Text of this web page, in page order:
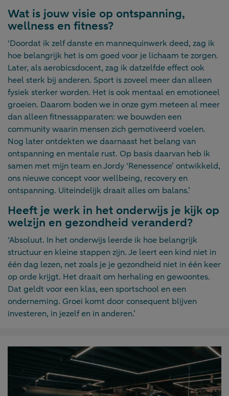
Wat is jouw visie op ontspanning,
wellness en fitness?
‘Doordat ik zelf danste en mannequinwerk deed, zag ik
hoe belangrijk het is om goed voor je lichaam te zorgen.
Later, als aerobicsdocent, zag ik datzelfde effect ook
heel sterk bij anderen. Sport is zoveel meer dan alleen
fysiek sterker worden. Het is ook mentaal en emotioneel
groeien. Daarom boden we in onze gym meteen al meer
dan alleen fitnessapparaten: we bouwden een
community waarin mensen zich gemotiveerd voelen.
Nog later ontdekten we daarnaast het belang van
ontspanning en mentale rust. Op basis daarvan heb ik
samen met mijn team en Jordy ‘Renessence’ ontwikkeld,
ons nieuwe concept voor wellbeing, recovery en
ontspanning. Uiteindelijk draait alles om balans.’
Heeft je werk in het onderwijs je kijk op
welzijn en gezondheid veranderd?
‘Absoluut. In het onderwijs leerde ik hoe belangrijk
structuur en kleine stappen zijn. Je leert een kind niet in
één dag lezen, net zoals je je gezondheid niet in één keer
op orde krijgt. Het draait om herhaling en gewoontes.
Dat geldt voor een klas, een sportschool en een
onderneming. Groei komt door consequent blijven
investeren, in jezelf en in anderen.’